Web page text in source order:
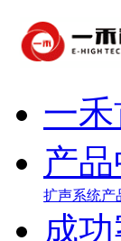
一
产
扩声系统产
成功